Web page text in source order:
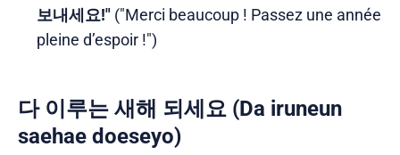
보내세요!"("Merci beaucoup ! Passez une année
pleine d’espoir !")
다 이루는 새해 되세요 (Da iruneun
saehae doeseyo)